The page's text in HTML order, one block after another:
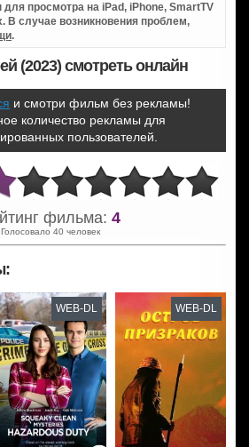
просмотра на iPad, iPhone, SmartTV
В случае возникновения проблем,
.
(2023) смотреть онлайн
и смотри фильм без рекламы!
количество рекламы для
пользователей.
фильма: 4
Голосовало 40 человек
WEB-DL WEB-DL